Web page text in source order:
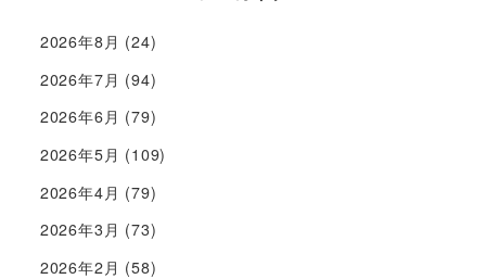
2026年8月 (24)
2026年7月 (94)
2026年6月 (79)
2026年5月 (109)
2026年4月 (79)
2026年3月 (73)
2026年2月 (58)